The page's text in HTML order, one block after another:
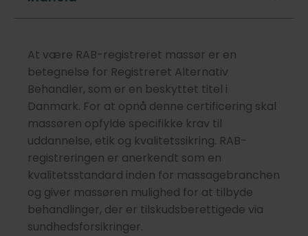
At være RAB-registreret massør er en
betegnelse for Registreret Alternativ
Behandler, som er en beskyttet titel i
Danmark. For at opnå denne certificering skal
massøren opfylde specifikke krav til
uddannelse, etik og kvalitetssikring. RAB-
registreringen er anerkendt som en
kvalitetsstandard inden for massagebranchen
og giver massøren mulighed for at tilbyde
behandlinger, der er tilskudsberettigede via
sundhedsforsikringer.